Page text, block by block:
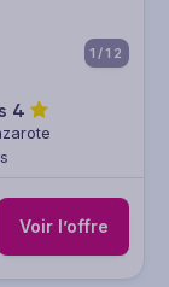
1/12
4
Voir l’offre